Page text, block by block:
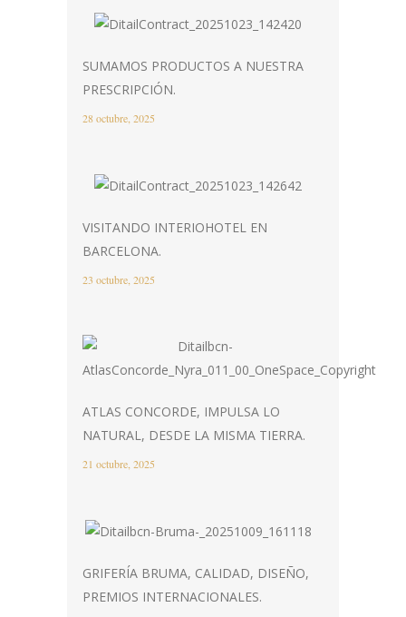
SUMAMOS PRODUCTOS A NUESTRA
PRESCRIPCIÓN.
28 octubre, 2025
VISITANDO INTERIOHOTEL EN
BARCELONA.
23 octubre, 2025
ATLAS CONCORDE, IMPULSA LO
NATURAL, DESDE LA MISMA TIERRA.
21 octubre, 2025
GRIFERÍA BRUMA, CALIDAD, DISEÑO,
PREMIOS INTERNACIONALES.